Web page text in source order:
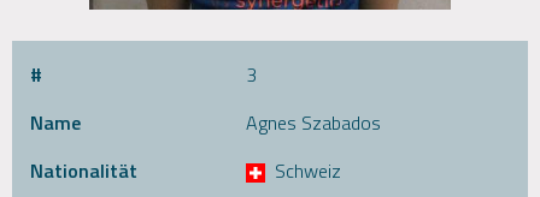
#
3
Name
Agnes Szabados
Nationalität
Schweiz